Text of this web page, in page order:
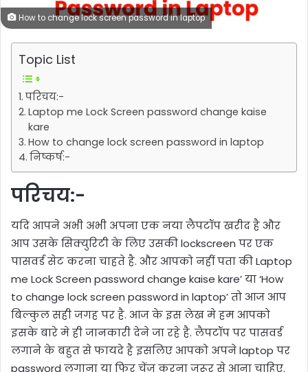
How to change lock screen password in laptop
Topic List
परिचय:-
Laptop me Lock Screen password change kaise
kare
How to change lock screen password in laptop
निष्कर्ष:-
परिचय:-
यदि आपने अभी अभी अपना एक नया लैपटॉप खरीद है और
आप उसके सिक्युरिटी के लिए उसकी lockscreen पर एक
पासवर्ड सेट करना चाहते है. और आपको नहीं पता की Laptop
me Lock Screen password change kaise kare’ या ‘How
to change lock screen password in laptop’ तो आज आप
बिल्कुल सही जगह पर है. आज के इस लेख मे हम आपको
इसके बारे मे ही जानकारी देने जा रहे है. लैपटॉप पर पासवर्ड
लगाने के बहुत से फायदे है इसलिए आपको अपने laptop पर
password लगाना या फिर चेंज करना जरूर से आना चाहिए.